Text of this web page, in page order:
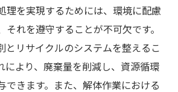
理を実現するためには、環境に配慮
それを遵守することが不可欠です。
とリサイクルのシステムを整えるこ
により、廃棄量を削減し、資源循環
できます。また、解体作業における